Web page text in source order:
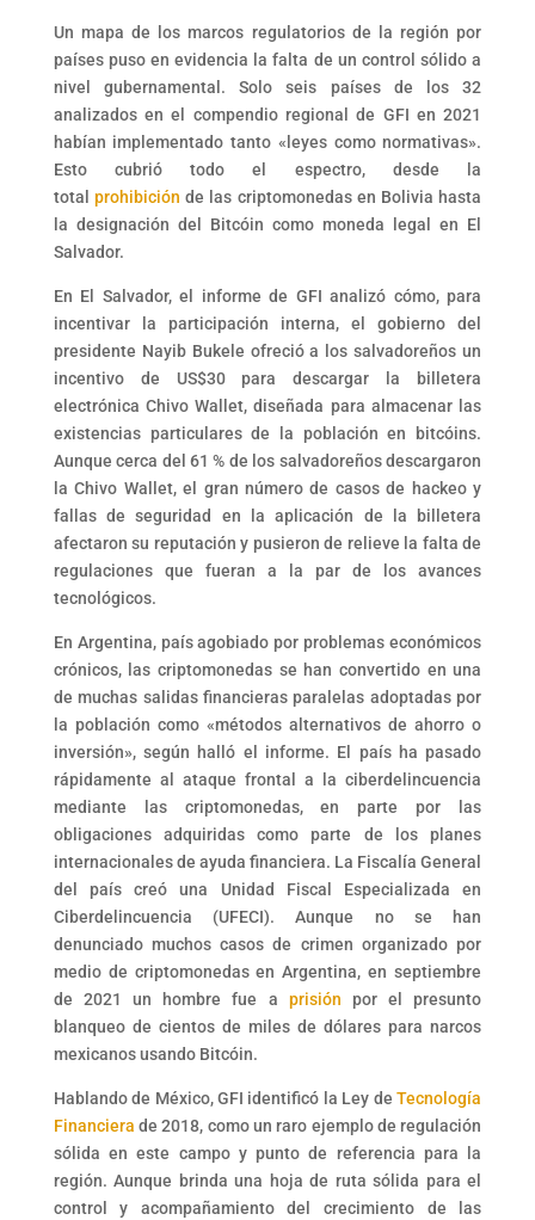
Un mapa de los marcos regulatorios de la región por
países puso en evidencia la falta de un control sólido a
nivel gubernamental. Solo seis países de los 32
analizados en el compendio regional de GFI en 2021
habían implementado tanto «leyes como normativas».
Esto cubrió todo el espectro, desde la
total prohibiciónde las criptomonedas en Bolivia hasta
la designación del Bitcóin como moneda legal en El
Salvador.
En El Salvador, el informe de GFI analizó cómo, para
incentivar la participación interna, el gobierno del
presidente Nayib Bukele ofreció a los salvadoreños un
incentivo de US$30 para descargar la billetera
electrónica Chivo Wallet, diseñada para almacenar las
existencias particulares de la población en bitcóins.
Aunque cerca del 61 % de los salvadoreños descargaron
la Chivo Wallet, el gran número de casos de hackeo y
fallas de seguridad en la aplicación de la billetera
afectaron su reputación y pusieron de relieve la falta de
regulaciones que fueran a la par de los avances
tecnológicos.
En Argentina, país agobiado por problemas económicos
crónicos, las criptomonedas se han convertido en una
de muchas salidas financieras paralelas adoptadas por
la población como «métodos alternativos de ahorro o
inversión», según halló el informe. El país ha pasado
rápidamente al ataque frontal a la ciberdelincuencia
mediante las criptomonedas, en parte por las
obligaciones adquiridas como parte de los planes
internacionales de ayuda financiera. La Fiscalía General
del país creó una Unidad Fiscal Especializada en
Ciberdelincuencia (UFECI). Aunque no se han
denunciado muchos casos de crimen organizado por
medio de criptomonedas en Argentina, en septiembre
de 2021 un hombre fue a prisión por el presunto
blanqueo de cientos de miles de dólares para narcos
mexicanos usando Bitcóin.
Hablando de México, GFI identificó la Ley deTecnología
Financiera de 2018, como un raro ejemplo de regulación
sólida en este campo y punto de referencia para la
región. Aunque brinda una hoja de ruta sólida para el
control y acompañamiento del crecimiento de las